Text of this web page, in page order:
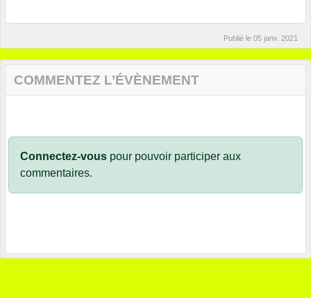
Publié le 05 janv. 2021
COMMENTEZ L’ÉVÈNEMENT
Connectez-vous pour pouvoir participer aux
commentaires.